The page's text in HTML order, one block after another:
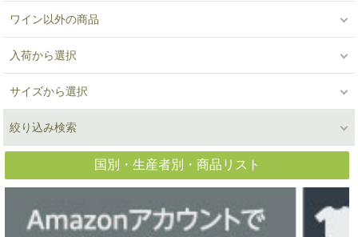
ワイン以外の商品
入荷から選択
サイズから選択
絞り込み検索
国別・生産者別・商品リスト